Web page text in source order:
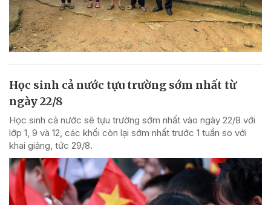
Học sinh cả nước tựu trường sớm nhất từ
ngày 22/8
Học sinh cả nước sẽ tựu trường sớm nhất vào ngày 22/8 với
lớp 1, 9 và 12, các khối còn lại sớm nhất trước 1 tuần so với
khai giảng, tức 29/8.